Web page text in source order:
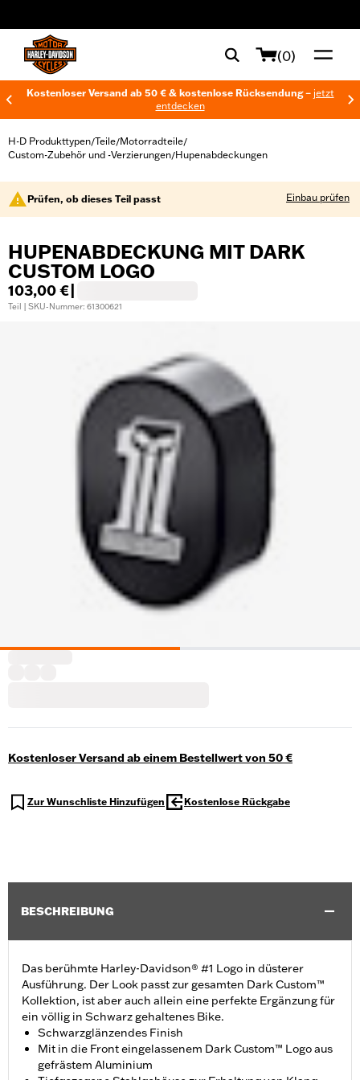
(0)
Kostenloser Versand ab 50 € & kostenlose Rücksendung – jetzt
entdecken
H-D Produkttypen/Teile/Motorradteile/
Custom-Zubehör und -Verzierungen/Hupenabdeckungen
Prüfen, ob dieses Teil passt Einbau prüfen
HUPENABDECKUNG MIT DARK
CUSTOM LOGO
103,00 €
Teil | SKU-Nummer: 61300621
Kostenloser Versand ab einem Bestellwert von 50 €
Zur Wunschliste Hinzufügen Kostenlose Rückgabe
BESCHREIBUNG
Das berühmte Harley-Davidson® #1 Logo in düsterer
Ausführung. Der Look passt zur gesamten Dark Custom™
Kollektion, ist aber auch allein eine perfekte Ergänzung für
ein völlig in Schwarz gehaltenes Bike.
Schwarzglänzendes Finish
Mit in die Front eingelassenem Dark Custom™ Logo aus
gefrästem Aluminium